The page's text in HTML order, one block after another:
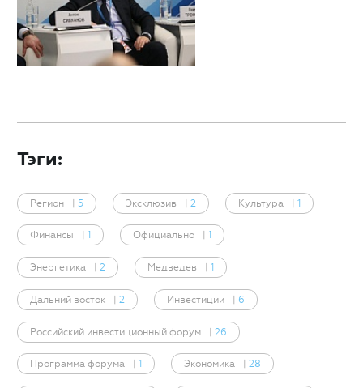
Тэги:
Регион | 5 Эксклюзив | 2 Культура | 1
Финансы 1 Официально 1
Энергетика 2 Медведев 1
Дальний восток 2 Инвестиции 6
Российский инвестиционный форум | 26
Программа форума 1 Экономика 28